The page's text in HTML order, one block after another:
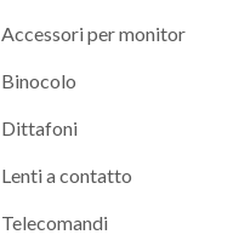
Accessori per monitor
Binocolo
Dittafoni
Lenti a contatto
Telecomandi